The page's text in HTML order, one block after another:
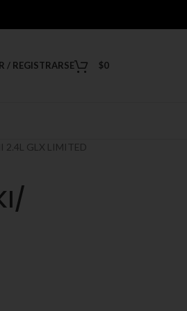
/ REGISTRARSE $0
2.4L GLX LIMITED